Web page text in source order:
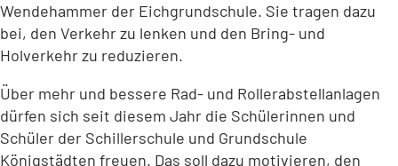
Wendehammer der Eichgrundschule. Sie tragen dazu
bei, den Verkehr zu lenken und den Bring- und
Holverkehr zu reduzieren.
Über mehr und bessere Rad- und Rollerabstellanlagen
dürfen sich seit diesem Jahr die Schülerinnen und
Schüler der Schillerschule und Grundschule
Königstädten freuen. Das soll dazu motivieren, den